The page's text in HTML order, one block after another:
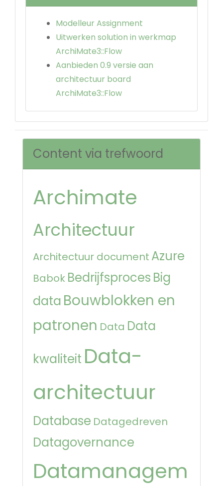
Modelleur Assignment
Uitwerken solution in werkmap
ArchiMate3::Flow
Aanbieden 0.9 versie aan
architectuur board
ArchiMate3::Flow
Content via trefwoord
Archimate
Architectuur
Architectuur document Azure
Babok Bedrijfsproces Big
data Bouwblokken en
patronen Data Data
kwaliteit Data-
architectuur
Database Datagedreven
Datagovernance
Datamanagem